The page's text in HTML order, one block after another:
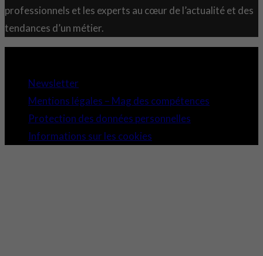
professionnels et les experts au cœur de l’actualité et des
tendances d’un métier.
Newsletter
Mentions légales – Mag des compétences
Protection des données personnelles
Informations sur les cookies